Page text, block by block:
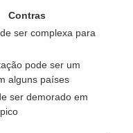
Contras
ser complexa para
pode ser um
alguns países
ser demorado em